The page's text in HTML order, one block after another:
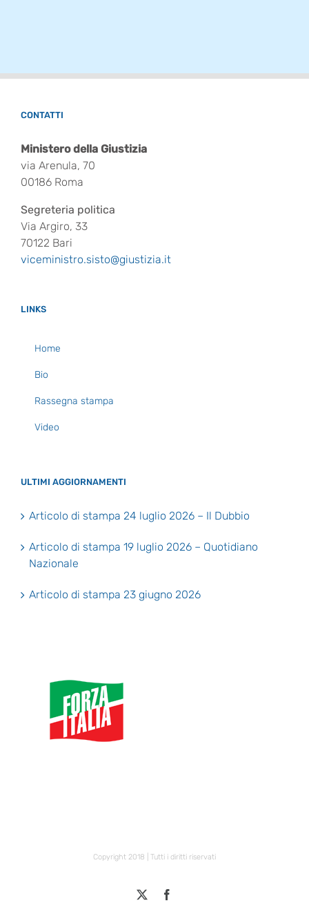
CONTATTI
Ministero della Giustizia
via Arenula, 70
00186 Roma
Segreteria politica
Via Argiro, 33
70122 Bari
viceministro.sisto@giustizia.it
LINKS
Home
Bio
Rassegna stampa
Video
ULTIMI AGGIORNAMENTI
Articolo di stampa 24 luglio 2026 – Il Dubbio
Articolo di stampa 19 luglio 2026 – Quotidiano
Nazionale
Articolo di stampa 23 giugno 2026
Copyright 2018 | Tutti i diritti riservati